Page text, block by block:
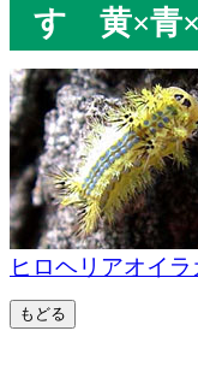
す 黄×青×
ヒロヘリアオイラ